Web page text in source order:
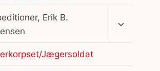
Erik B.
Jægersoldat